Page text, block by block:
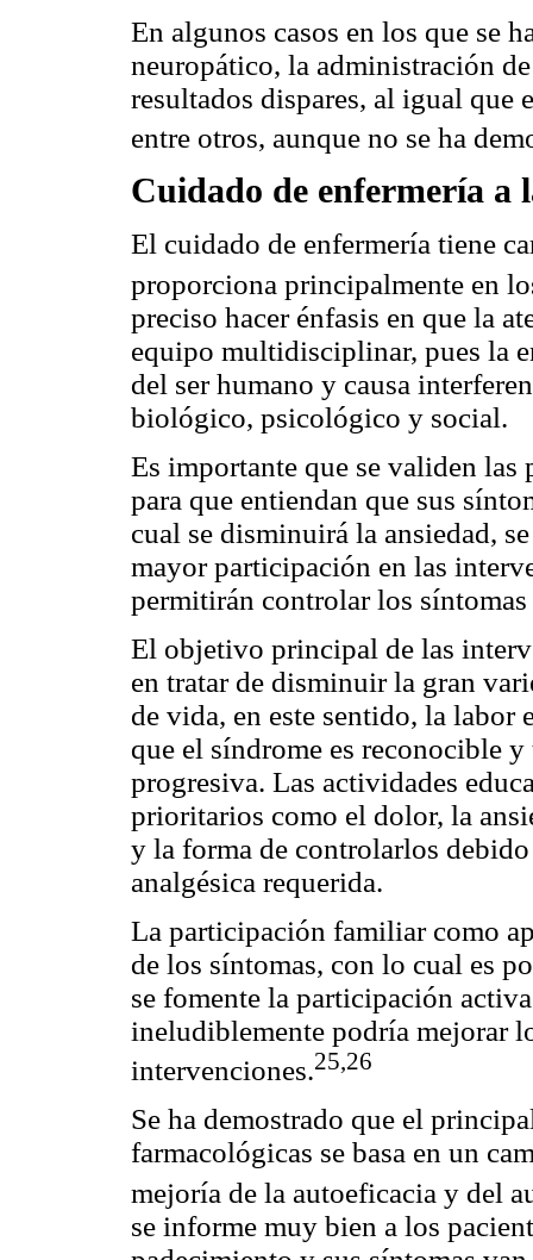
En algunos casos en los que se
neuropático, la administración
resultados dispares, al igual que
entre otros, aunque no se ha
Cuidado de enfermería a
El cuidado de enfermería tiene
proporciona principalmente en
preciso hacer énfasis en que la
equipo multidisciplinar, pues la
del ser humano y causa
biológico, psicológico y social.
Es importante que se validen las
para que entiendan que sus
cual se disminuirá la ansiedad,
mayor participación en las
permitirán controlar los
El objetivo principal de las
en tratar de disminuir la gran
de vida, en este sentido, la labor
que el síndrome es reconocible
progresiva. Las actividades
prioritarios como el dolor, la
y la forma de controlarlos
analgésica requerida.
La participación familiar como
de los síntomas, con lo cual es
se fomente la participación
ineludiblemente podría mejorar
intervenciones.25,26
Se ha demostrado que el
farmacológicas se basa en un
mejoría de la autoeficacia y del
se informe muy bien a los